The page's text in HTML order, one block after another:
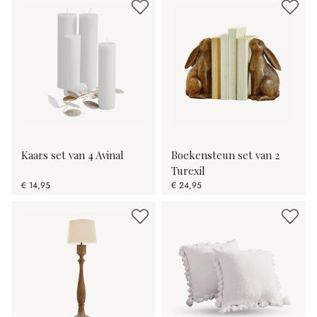
Kaars set van 4 Avinal
€ 14,95
Boekensteun set van 2
Turexil
€ 24,95